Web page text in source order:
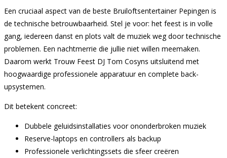
Een cruciaal aspect van de beste Bruiloftsentertainer Pepingen is
de technische betrouwbaarheid. Stel je voor: het feest is in volle
gang, iedereen danst en plots valt de muziek weg door technische
problemen. Een nachtmerrie die jullie niet willen meemaken.
Daarom werkt Trouw Feest DJ Tom Cosyns uitsluitend met
hoogwaardige professionele apparatuur en complete back-
upsystemen.
Dit betekent concreet:
Dubbele geluidsinstallaties voor ononderbroken muziek
Reserve-laptops en controllers als backup
Professionele verlichtingssets die sfeer creëren